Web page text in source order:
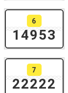
6
14953
7
22222